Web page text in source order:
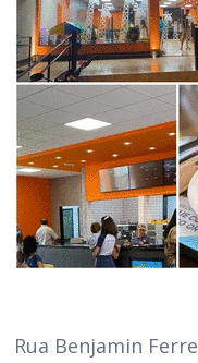
Rua Benjamin